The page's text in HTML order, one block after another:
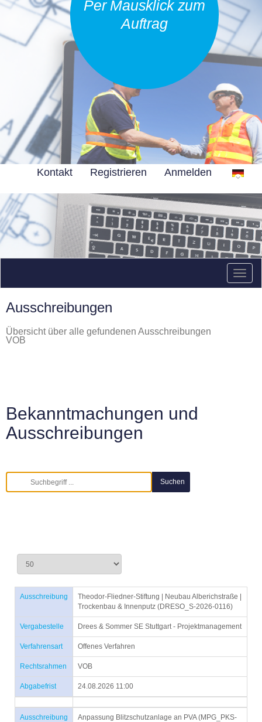
Per Mausklick zum
Auftrag
Kontakt Registrieren Anmelden
Ausschreibungen
Übersicht über alle gefundenen Ausschreibungen
VOB
Bekanntmachungen und
Ausschreibungen
Ausschreibung
Theodor-Fliedner-Stiftung | Neubau Alberichstraße |
Trockenbau & Innenputz (DRESO_S-2026-0116)
Vergabestelle Drees & Sommer SE Stuttgart - Projektmanagement
Verfahrensart Offenes Verfahren
Rechtsrahmen VOB
Abgabefrist 24.08.2026 11:00
Ausschreibung
Anpassung Blitzschutzanlage an PVA (MPG_PKS-